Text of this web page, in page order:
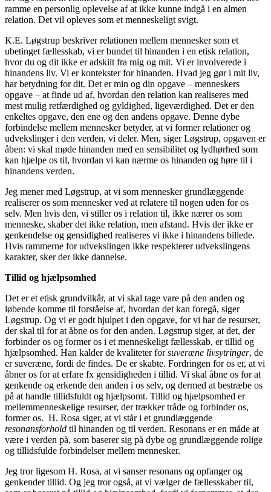
ramme en personlig oplevelse af at ikke kunne indgå i en almen
relation. Det vil opleves som et menneskeligt svigt.
K.E. Løgstrup beskriver relationen mellem mennesker som et
ubetinget fællesskab, vi er bundet til hinanden i en etisk relation,
hvor du og dit ikke er adskilt fra mig og mit. Vi er involverede i
hinandens liv. Vi er kontekster for hinanden. Hvad jeg gør i mit liv,
har betydning for dit. Det er min og din opgave – menneskers
opgave – at finde ud af, hvordan den relation kan realiseres med
mest mulig retfærdighed og gyldighed, ligeværdighed. Det er den
enkeltes opgave, den ene og den andens opgave. Denne dybe
forbindelse mellem mennesker betyder, at vi former relationer og
udvekslinger i den verden, vi deler. Men, siger Løgstrup, opgaven er
åben: vi skal møde hinanden med en sensibilitet og lydhørhed som
kan hjælpe os til, hvordan vi kan nærme os hinanden og høre til i
hinandens verden.
Jeg mener med Løgstrup, at vi som mennesker grundlæggende
realiserer os som mennesker ved at relatere til nogen uden for os
selv. Men hvis den, vi stiller os i relation til, ikke nærer os som
menneske, skaber det ikke relation, men afstand. Hvis der ikke er
genkendelse og gensidighed realiseres vi ikke i hinandens billede.
Hvis rammerne for udvekslingen ikke respekterer udvekslingens
karakter, sker der ikke dannelse.
Tillid og hjælpsomhed
Det er et etisk grundvilkår, at vi skal tage vare på den anden og
løbende komme til forståelse af, hvordan det kan foregå, siger
Løgstrup. Og vi er godt hjulpet i den opgave, for vi har de resurser,
der skal til for at åbne os for den anden. Løgstrup siger, at det, der
forbinder os og former os i et menneskeligt fællesskab, er tillid og
hjælpsomhed. Han kalder de kvaliteter forsuveræne livsytringer, de
er suveræne, fordi de findes. De er skabte. Fordringen for os er, at vi
åbner os for at erfare fx gensidigheden i tillid. Vi skal åbne os for at
genkende og erkende den anden i os selv, og dermed at bestræbe os
på at handle tillidsfuldt og hjælpsomt. Tillid og hjælpsomhed er
mellemmenneskelige resurser, der trækker tråde og forbinder os,
former os. H. Rosa siger, at vi står i et grundlæggende
resonansforhold til hinanden og til verden. Resonans er en måde at
være i verden på, som baserer sig på dybe og grundlæggende rolige
og tillidsfulde forbindelser mellem mennesker.
Jeg tror ligesom H. Rosa, at vi sanser resonans og opfanger og
genkender tillid. Og jeg tror også, at vi vælger de fællesskaber til,